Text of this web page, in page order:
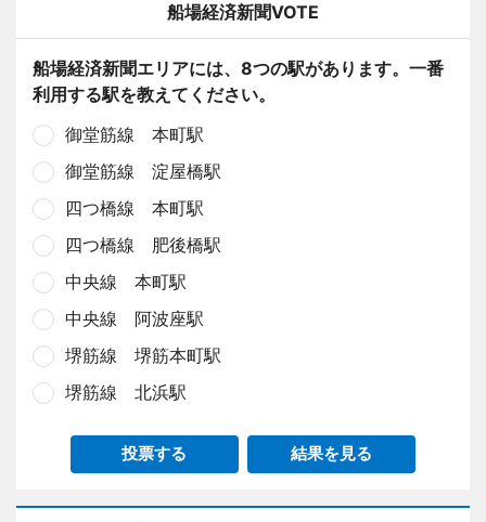
船場経済新聞VOTE
船場経済新聞エリアには、8つの駅があります。一番
利用する駅を教えてください。
御堂筋線 本町駅
御堂筋線 淀屋橋駅
四つ橋線 本町駅
四つ橋線 肥後橋駅
中央線 本町駅
中央線 阿波座駅
堺筋線 堺筋本町駅
堺筋線 北浜駅
投票する 結果を見る